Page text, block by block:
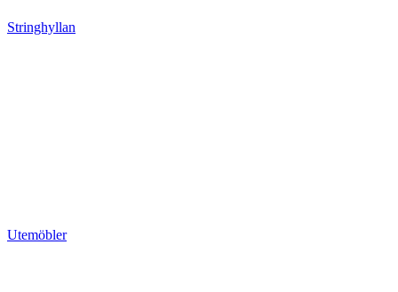
Stringhyllan
Utemöbler